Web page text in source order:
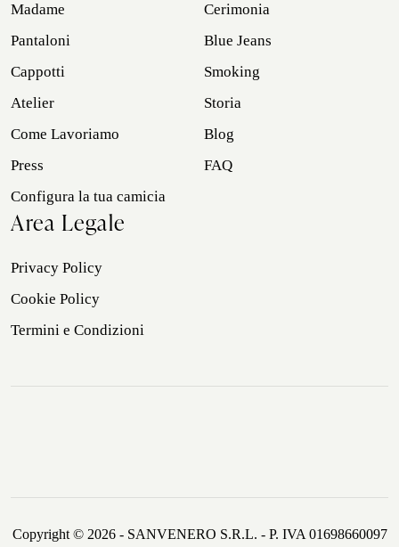
Madame
Cerimonia
Pantaloni
Blue Jeans
Cappotti
Smoking
Atelier
Storia
Come Lavoriamo
Blog
Press
FAQ
Configura la tua camicia
Area Legale
Privacy Policy
Cookie Policy
Termini e Condizioni
Copyright © 2026 - SANVENERO S.R.L. - P. IVA 01698660097